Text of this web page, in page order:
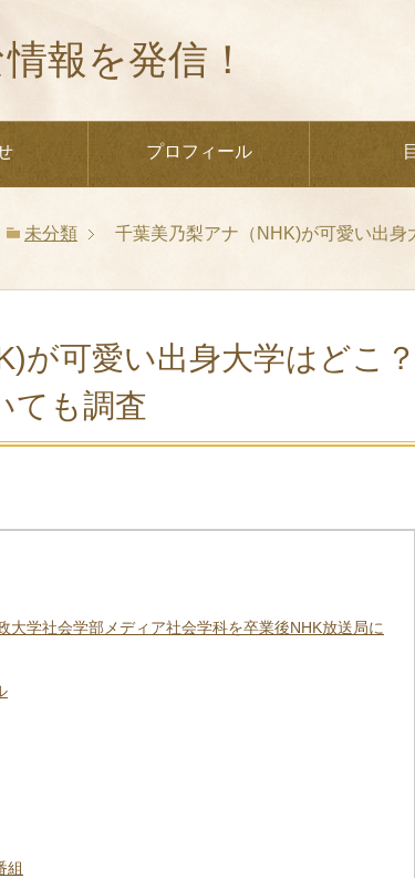
報を発信！
プロフィール
未分類 千葉美乃梨アナ（NHK)が可愛い出
が可愛い出身大学はどこ
ても調査
大学社会学部メディア社会学科を卒業後NHK放送局に
組